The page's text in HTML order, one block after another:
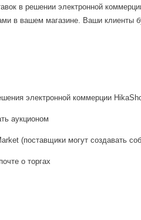
в решении электронной
в вашем магазине. Ваши клиенты
электронной коммерции
аукционом
(поставщики могут создавать
о торгах